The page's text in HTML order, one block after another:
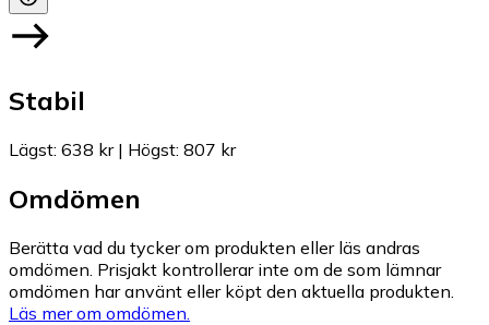
Stabil
Lägst: 638 kr| Högst: 807 kr
Omdömen
Berätta vad du tycker om produkten eller läs andras
omdömen. Prisjakt kontrollerar inte om de som lämnar
omdömen har använt eller köpt den aktuella produkten.
Läs mer om omdömen.